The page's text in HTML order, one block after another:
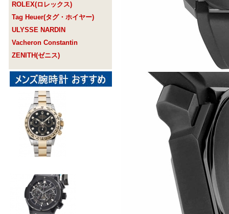
ROLEX(ロレックス)
Tag Heuer(タグ・ホイヤー)
ULYSSE NARDIN
Vacheron Constantin
ZENITH(ゼニス)